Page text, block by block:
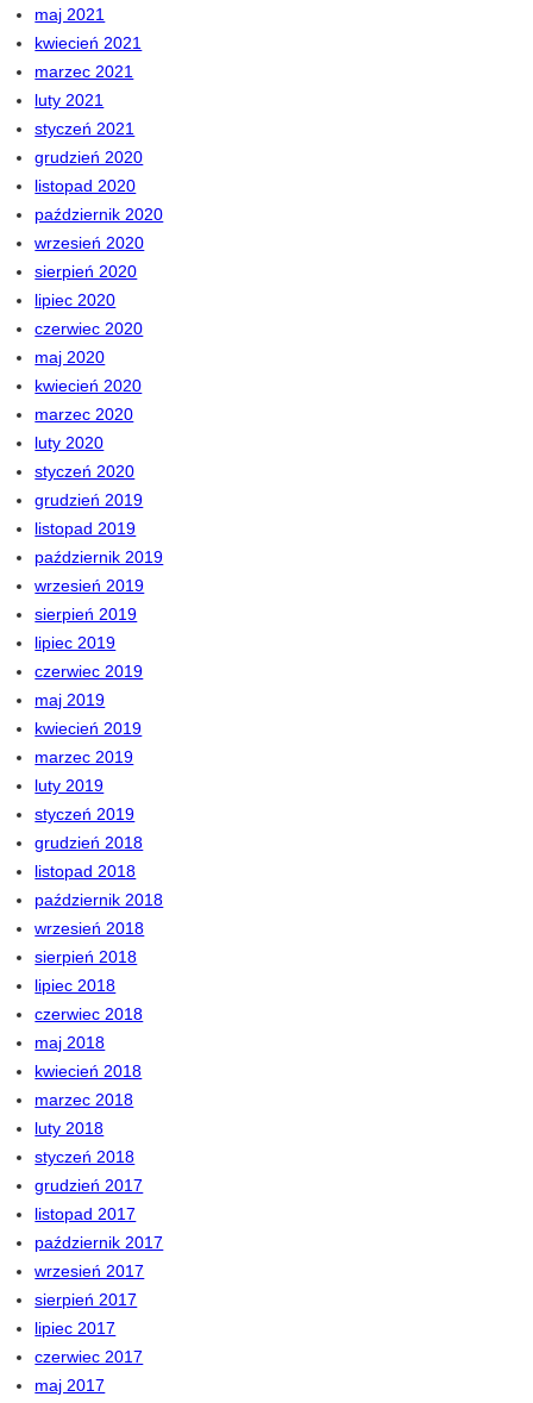
maj 2021
kwiecień 2021
marzec 2021
luty 2021
styczeń 2021
grudzień 2020
listopad 2020
październik 2020
wrzesień 2020
sierpień 2020
lipiec 2020
czerwiec 2020
maj 2020
kwiecień 2020
marzec 2020
luty 2020
styczeń 2020
grudzień 2019
listopad 2019
październik 2019
wrzesień 2019
sierpień 2019
lipiec 2019
czerwiec 2019
maj 2019
kwiecień 2019
marzec 2019
luty 2019
styczeń 2019
grudzień 2018
listopad 2018
październik 2018
wrzesień 2018
sierpień 2018
lipiec 2018
czerwiec 2018
maj 2018
kwiecień 2018
marzec 2018
luty 2018
styczeń 2018
grudzień 2017
listopad 2017
październik 2017
wrzesień 2017
sierpień 2017
lipiec 2017
czerwiec 2017
maj 2017